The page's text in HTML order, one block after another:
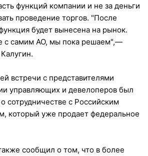
функций компании и не за деньги
проведение торгов. "После
будет вынесена на рынок.
с самим АО, мы пока решаем",—
встречи с представителями
управляющих и девелоперов был
сотрудничестве с Российским
который уже продает федеральное
сообщил о том, что в более